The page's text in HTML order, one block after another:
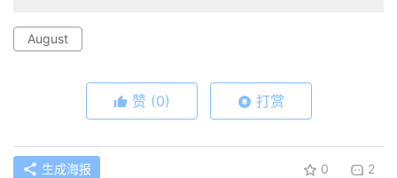
August
赞 (0) 打赏
生成海报 0 2